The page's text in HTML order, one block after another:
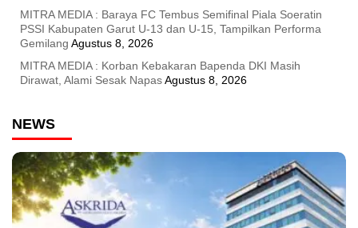
MITRA MEDIA : Baraya FC Tembus Semifinal Piala Soeratin
PSSI Kabupaten Garut U-13 dan U-15, Tampilkan Performa
Gemilang Agustus 8, 2026
MITRA MEDIA : Korban Kebakaran Bapenda DKI Masih
Dirawat, Alami Sesak NapasAgustus 8, 2026
NEWS